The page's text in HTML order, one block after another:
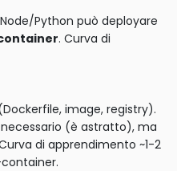
Python può deployare
. Curva di
image, registry).
(è astratto), ma
di apprendimento ~1-2